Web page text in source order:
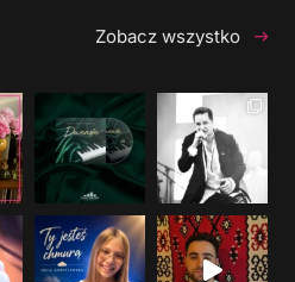
Zobacz wszystko